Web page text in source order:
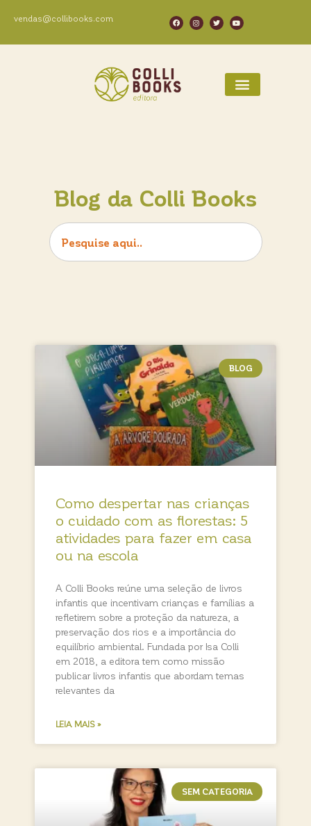
vendas@collibooks.com
Blog da Colli Books
BLOG
Como despertar nas crianças
o cuidado com as florestas: 5
atividades para fazer em casa
ou na escola
A Colli Books reúne uma seleção de livros
infantis que incentivam crianças e famílias a
refletirem sobre a proteção da natureza, a
preservação dos rios e a importância do
equilíbrio ambiental. Fundada por Isa Colli
em 2018, a editora tem como missão
publicar livros infantis que abordam temas
relevantes da
LEIA MAIS »
SEM CATEGORIA